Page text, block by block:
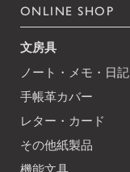
ONLINE SHOP
文房具
ノート・メモ・日記
手帳革カバー
レター・カード
その他紙製品
機能文具